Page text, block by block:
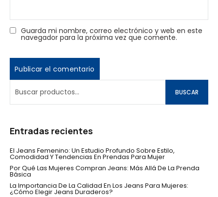
Guarda mi nombre, correo electrónico y web en este
navegador para la próxima vez que comente.
BUSCAR
Entradas recientes
El Jeans Femenino: Un Estudio Profundo Sobre Estilo,
Comodidad Y Tendencias En Prendas Para Mujer
Por Qué Las Mujeres Compran Jeans: Más Allá De La Prenda
Básica
La Importancia De La Calidad En Los Jeans Para Mujeres:
¿Cómo Elegir Jeans Duraderos?